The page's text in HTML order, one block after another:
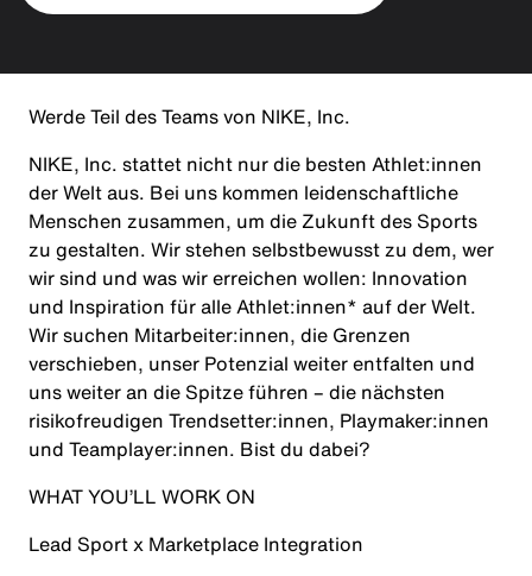
Werde Teil des Teams von NIKE, Inc.
NIKE, Inc. stattet nicht nur die besten Athlet:innen
der Welt aus. Bei uns kommen leidenschaftliche
Menschen zusammen, um die Zukunft des Sports
zu gestalten. Wir stehen selbstbewusst zu dem, wer
wir sind und was wir erreichen wollen: Innovation
und Inspiration für alle Athlet:innen* auf der Welt.
Wir suchen Mitarbeiter:innen, die Grenzen
verschieben, unser Potenzial weiter entfalten und
uns weiter an die Spitze führen – die nächsten
risikofreudigen Trendsetter:innen, Playmaker:innen
und Teamplayer:innen. Bist du dabei?
WHAT YOU’LL WORK ON
Lead Sport x Marketplace Integration